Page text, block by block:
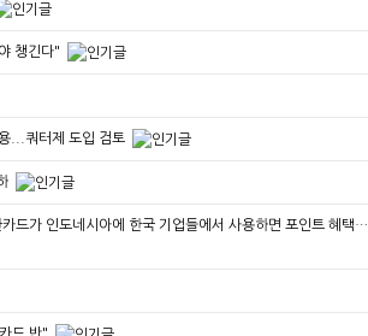
챙긴다"
...쿼터제 도입 검토
드가 인도네시아에 한국 기업들에서 사용하면 포인트 혜택…